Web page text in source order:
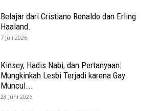
Belajar dari Cristiano Ronaldo dan Erling
Haaland.
7 Juli 2026
Kinsey, Hadis Nabi, dan Pertanyaan:
Mungkinkah Lesbi Terjadi karena Gay
Muncul...
28 Juni 2026